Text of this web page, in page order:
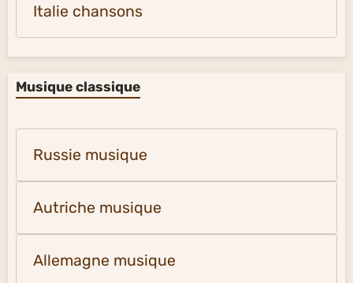
Italie chansons
Musique classique
Russie musique
Autriche musique
Allemagne musique